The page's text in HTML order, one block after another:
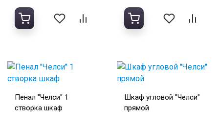
Пенал "Челси" 1
створка шкаф
Шкаф угловой "Челси"
прямой